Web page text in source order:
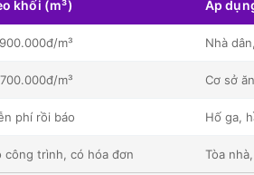
khối (m³) Áp
m³ Nhà
m³ Cơ sở
phí rồi báo Hố ga,
công trình, có hóa đơn Tòa